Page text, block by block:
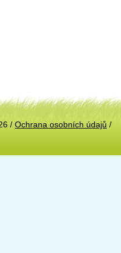
/ Ochrana osobních údajů /